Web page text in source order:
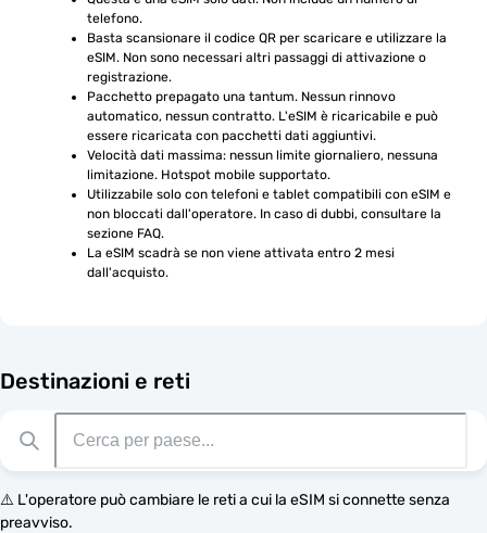
telefono.
Basta scansionare il codice QR per scaricare e utilizzare la
eSIM. Non sono necessari altri passaggi di attivazione o
registrazione.
Pacchetto prepagato una tantum. Nessun rinnovo
automatico, nessun contratto. L'eSIM è ricaricabile e può
essere ricaricata con pacchetti dati aggiuntivi.
Velocità dati massima: nessun limite giornaliero, nessuna
limitazione. Hotspot mobile supportato.
Utilizzabile solo con telefoni e tablet compatibili con eSIM e
non bloccati dall'operatore. In caso di dubbi, consultare la
sezione FAQ.
La eSIM scadrà se non viene attivata entro 2 mesi
dall'acquisto.
Destinazioni e reti
⚠️ L'operatore può cambiare le reti a cui la eSIM si connette senza
preavviso.